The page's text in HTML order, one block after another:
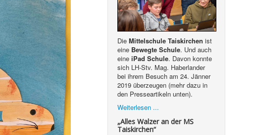
DieMittelschule Taiskirchen ist
eine Bewegte Schule. Und auch
eineiPad Schule. Davon konnte
sich LH-Stv. Mag. Haberlander
bei ihrem Besuch am 24. Jänner
2019 überzeugen (mehr dazu in
den Presseartikeln unten).
Weiterlesen ...
„Alles Walzer an der MS
Taiskirchen“